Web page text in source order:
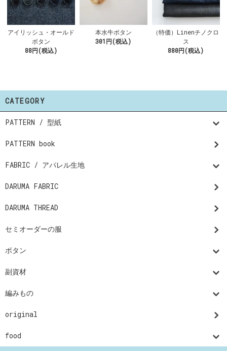
アイリッシュ・オールド
ボタン
88円(税込)
本水牛ボタン
301円(税込)
（特価）Linenチノクロ
ス
880円(税込)
CATEGORY
PATTERN / 型紙
PATTERN book
FABRIC / アパレル生地
DARUMA FABRIC
DARUMA THREAD
セミオーダーの服
ボタン
副資材
編みもの
original
food